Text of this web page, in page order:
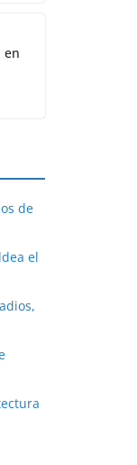
en
de
el